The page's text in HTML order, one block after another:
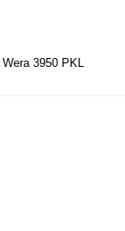
Wera 3950 PKL